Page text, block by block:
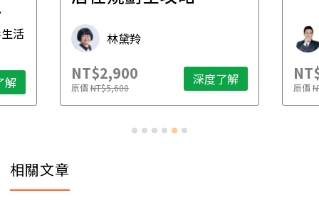
活
解
林黛羚
NT$2,900
原價NT$5,600 深度了解 原價
相關文章